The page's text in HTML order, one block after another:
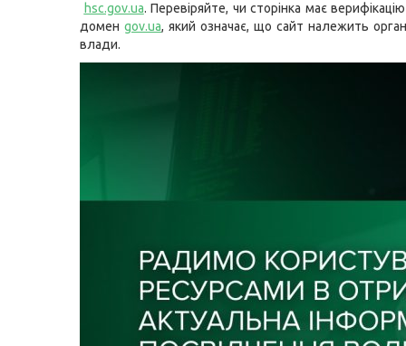
hsc.gov.ua. Перевіряйте, чи сторінка має
домен gov.ua, який означає, що сайт належить
влади.